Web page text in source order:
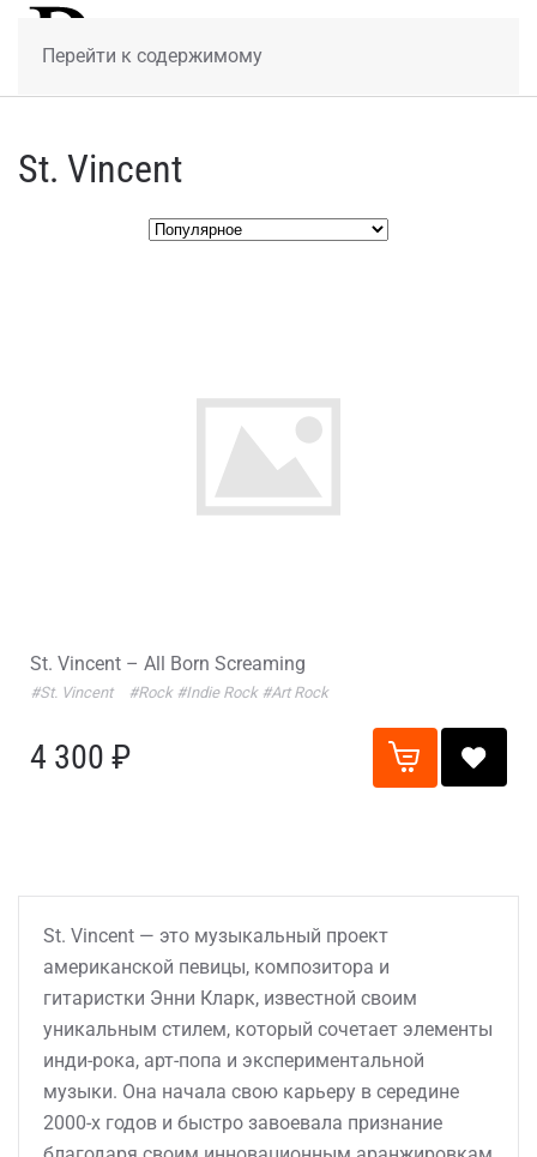
Перейти к содержимому
St. Vincent
St. Vincent – All Born Screaming
#St. Vincent #Rock #Indie Rock #Art Rock
4 300 ₽
St. Vincent — это музыкальный проект
американской певицы, композитора и
гитаристки Энни Кларк, известной своим
уникальным стилем, который сочетает элементы
инди-рока, арт-попа и экспериментальной
музыки. Она начала свою карьеру в середине
2000-х годов и быстро завоевала признание